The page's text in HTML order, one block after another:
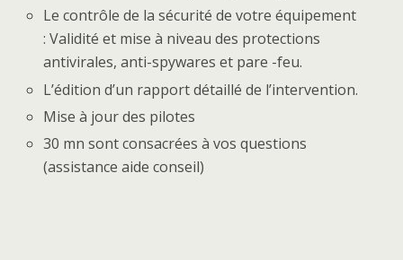
Le contrôle de la sécurité de votre équipement
: Validité et mise à niveau des protections
antivirales, anti-spywares et pare -feu.
L’édition d’un rapport détaillé de l’intervention.
Mise à jour des pilotes
30 mn sont consacrées à vos questions
(assistance aide conseil)